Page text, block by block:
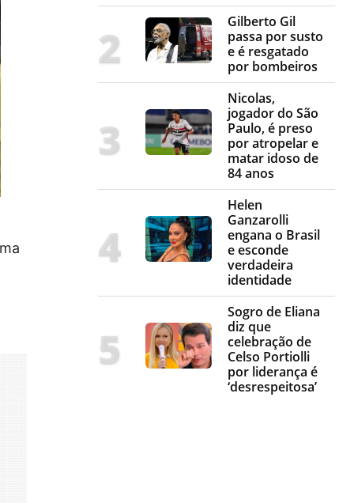
Gilberto Gil
passa por susto
e é resgatado
por bombeiros
Nicolas,
jogador do São
Paulo, é preso
por atropelar e
matar idoso de
84 anos
Helen
Ganzarolli
engana o Brasil
e esconde
verdadeira
identidade
Sogro de Eliana
diz que
celebração de
Celso Portiolli
por liderança é
‘desrespeitosa’